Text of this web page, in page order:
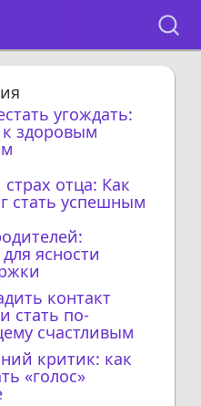
угождать:
здоровым
отца: Как
стать успешным
ясности
контакт
стать по-
счастливым
критик: как
«голос»